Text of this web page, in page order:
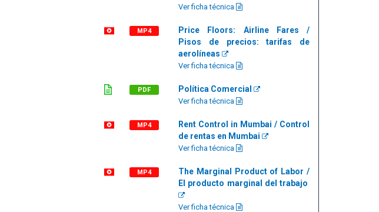
Ver ficha técnica
MP4
Price Floors: Airline Fares /
Pisos de precios: tarifas de
aerolíneas
Ver ficha técnica
PDF Política Comercial
Ver ficha técnica
MP4
Rent Control in Mumbai / Control
de rentas en Mumbai
Ver ficha técnica
MP4
The Marginal Product of Labor /
El producto marginal del trabajo
Ver ficha técnica